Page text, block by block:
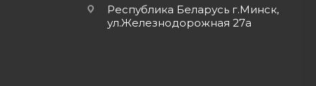
Республика Беларусь г.Минск,
ул.Железнодорожная 27а